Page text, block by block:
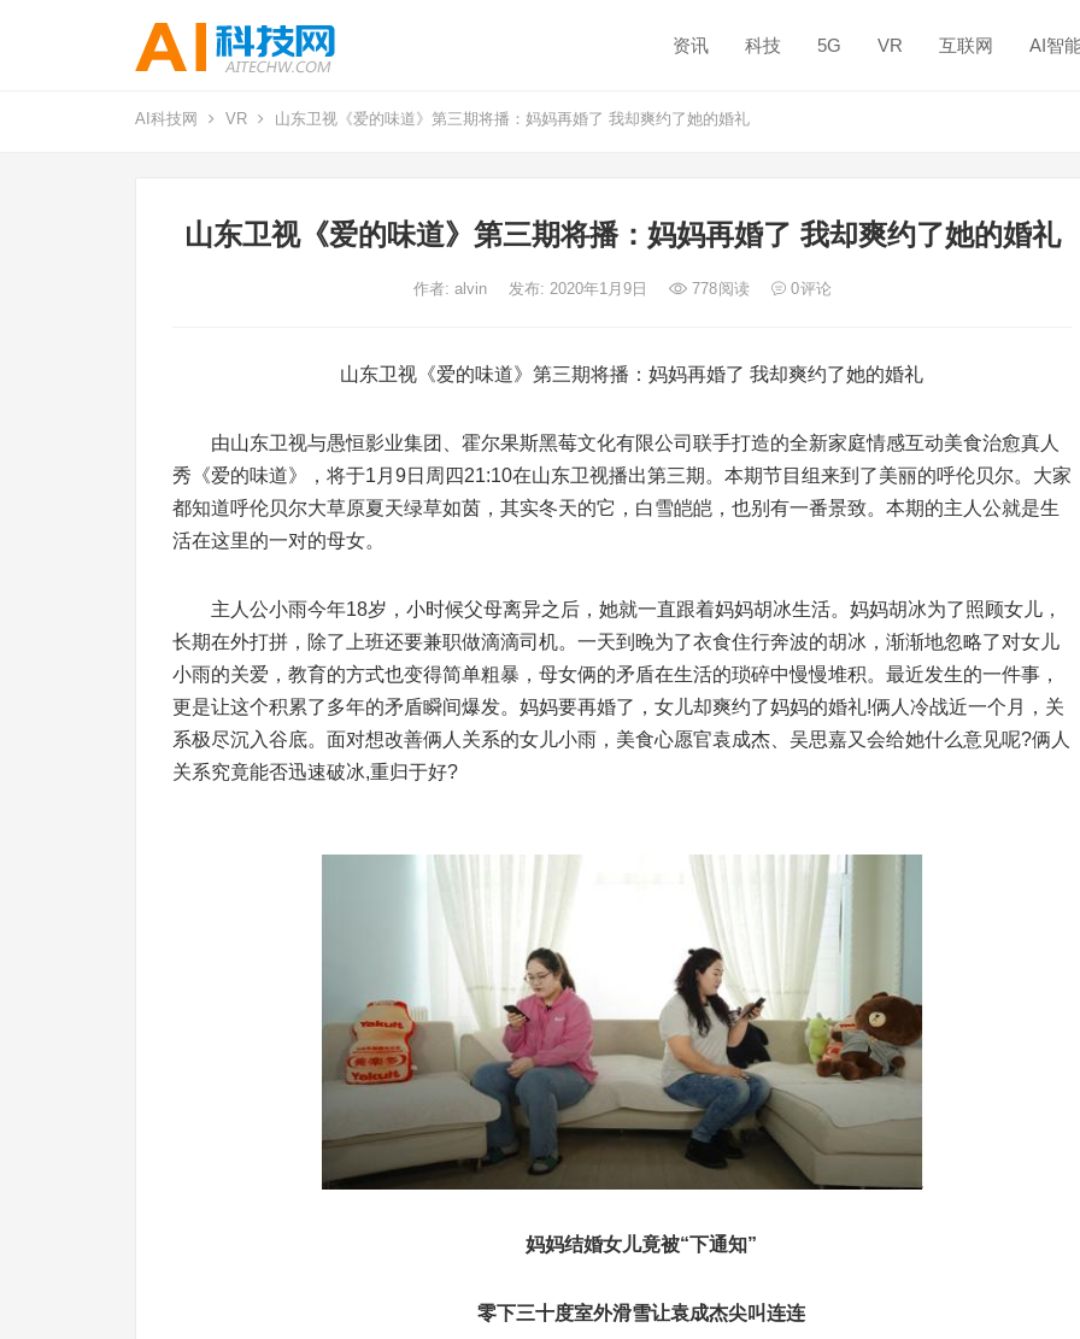
资讯 科技 5G VR 互联网 AI智
AI科技网 VR 山东卫视《爱的味道》第三期将播：妈妈再婚了 我却爽约了她的婚礼
山东卫视《爱的味道》第三期将播：妈妈再婚了 我却爽约了她的婚礼
作者: alvin 发布: 2020年1月9日 778阅读 0评论
山东卫视《爱的味道》第三期将播：妈妈再婚了 我却爽约了她的婚礼
由山东卫视与愚恒影业集团、霍尔果斯黑莓文化有限公司联手打造的全新家庭情感互动美食治愈真人
秀《爱的味道》，将于1月9日周四21:10在山东卫视播出第三期。本期节目组来到了美丽的呼伦贝尔。大家
都知道呼伦贝尔大草原夏天绿草如茵，其实冬天的它，白雪皑皑，也别有一番景致。本期的主人公就是生
活在这里的一对的母女。
主人公小雨今年18岁，小时候父母离异之后，她就一直跟着妈妈胡冰生活。妈妈胡冰为了照顾女儿，
长期在外打拼，除了上班还要兼职做滴滴司机。一天到晚为了衣食住行奔波的胡冰，渐渐地忽略了对女儿
小雨的关爱，教育的方式也变得简单粗暴，母女俩的矛盾在生活的琐碎中慢慢堆积。最近发生的一件事，
更是让这个积累了多年的矛盾瞬间爆发。妈妈要再婚了，女儿却爽约了妈妈的婚礼!俩人冷战近一个月，关
系极尽沉入谷底。面对想改善俩人关系的女儿小雨，美食心愿官袁成杰、吴思嘉又会给她什么意见呢?俩人
关系究竟能否迅速破冰,重归于好?
妈妈结婚女儿竟被“下通知”
零下三十度室外滑雪让袁成杰尖叫连连